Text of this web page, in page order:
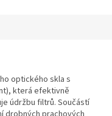
optického skla s
která efektivně
údržbu filtrů. Součástí